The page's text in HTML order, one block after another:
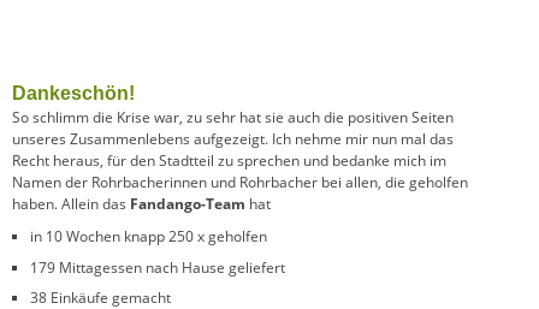
Dankeschön!
So schlimm die Krise war, zu sehr hat sie auch die positiven Seiten
unseres Zusammenlebens aufgezeigt. Ich nehme mir nun mal das
Recht heraus, für den Stadtteil zu sprechen und bedanke mich im
Namen der Rohrbacherinnen und Rohrbacher bei allen, die geholfen
haben. Allein das Fandango-Team hat
in 10 Wochen knapp 250 x geholfen
179 Mittagessen nach Hause geliefert
38 Einkäufe gemacht